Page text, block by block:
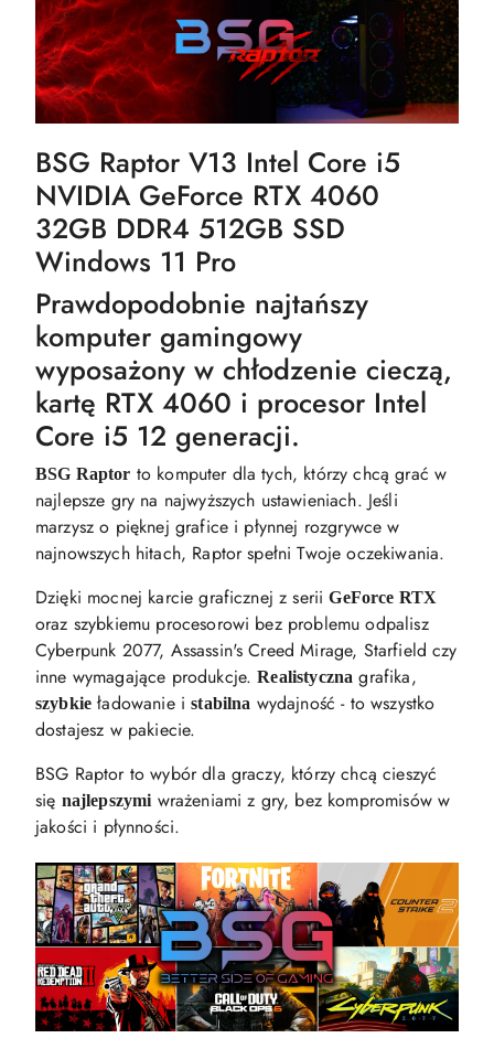
BSG Raptor V13 Intel Core i5
NVIDIA GeForce RTX 4060
32GB DDR4 512GB SSD
Windows 11 Pro
Prawdopodobnie najtańszy
komputer gamingowy
wyposażony w chłodzenie cieczą,
kartę RTX 4060 i procesor Intel
Core i5 12 generacji.
BSG Raptor to komputer dla tych, którzy chcą grać w
najlepsze gry na najwyższych ustawieniach. Jeśli
marzysz o pięknej grafice i płynnej rozgrywce w
najnowszych hitach, Raptor spełni Twoje oczekiwania.
Dzięki mocnej karcie graficznej z seriiGeForce RTX
oraz szybkiemu procesorowi bez problemu odpalisz
Cyberpunk 2077, Assassin's Creed Mirage, Starfield czy
inne wymagające produkcje.Realistyczna grafika,
szybkie ładowanie istabilna wydajność - to wszystko
dostajesz w pakiecie.
BSG Raptor to wybór dla graczy, którzy chcą cieszyć
się najlepszymiwrażeniami z gry, bez kompromisów w
jakości i płynności.